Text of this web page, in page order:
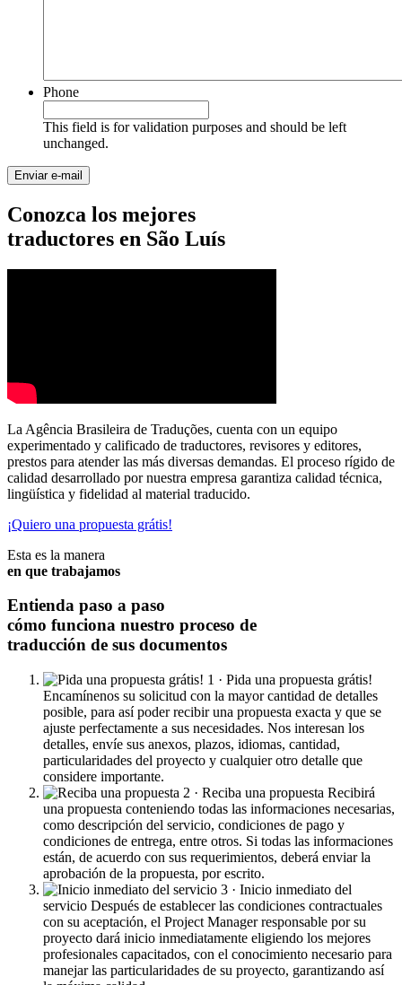
Phone
This field is for validation purposes and should be left
unchanged.
Conozca los mejores
traductores en São Luís
La Agência Brasileira de Traduções, cuenta con un equipo
experimentado y calificado de traductores, revisores y editores,
prestos para atender las más diversas demandas. El proceso rígido de
calidad desarrollado por nuestra empresa garantiza calidad técnica,
lingüística y fidelidad al material traducido.
¡Quiero una propuesta grátis!
Esta es la manera
en que trabajamos
Entienda paso a paso
cómo funciona nuestro proceso de
traducción de sus documentos
1 · Pida una propuesta grátis!
Encamínenos su solicitud con la mayor cantidad de detalles
posible, para así poder recibir una propuesta exacta y que se
ajuste perfectamente a sus necesidades. Nos interesan los
detalles, envíe sus anexos, plazos, idiomas, cantidad,
particularidades del proyecto y cualquier otro detalle que
considere importante.
2 · Reciba una propuesta Recibirá
una propuesta conteniendo todas las informaciones necesarias,
como descripción del servicio, condiciones de pago y
condiciones de entrega, entre otros. Si todas las informaciones
están, de acuerdo con sus requerimientos, deberá enviar la
aprobación de la propuesta, por escrito.
3 · Inicio inmediato del
servicio Después de establecer las condiciones contractuales
con su aceptación, el Project Manager responsable por su
proyecto dará inicio inmediatamente eligiendo los mejores
profesionales capacitados, con el conocimiento necesario para
manejar las particularidades de su proyecto, garantizando así